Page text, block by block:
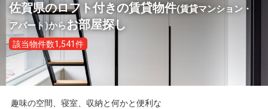
佐賀県のロフト付きの賃貸物件(賃貸マンション・
アパート)からお部屋探し
該当物件数1,541件
趣味の空間、寝室、収納と何かと便利な